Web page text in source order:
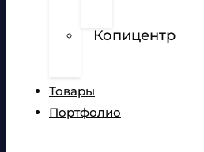
Копицентр
Товары
Портфолио